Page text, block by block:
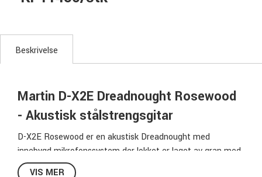
Beskrivelse
Martin D-X2E Dreadnought Rosewood
- Akustisk stålstrengsgitar
D-X2E Rosewood er en akustisk Dreadnought med
innebygd mikrofonssystem der lokket er laget av gran med
HPL-rosewood i sider og bunn. Halsen er forholdsvis smal
VIS MER